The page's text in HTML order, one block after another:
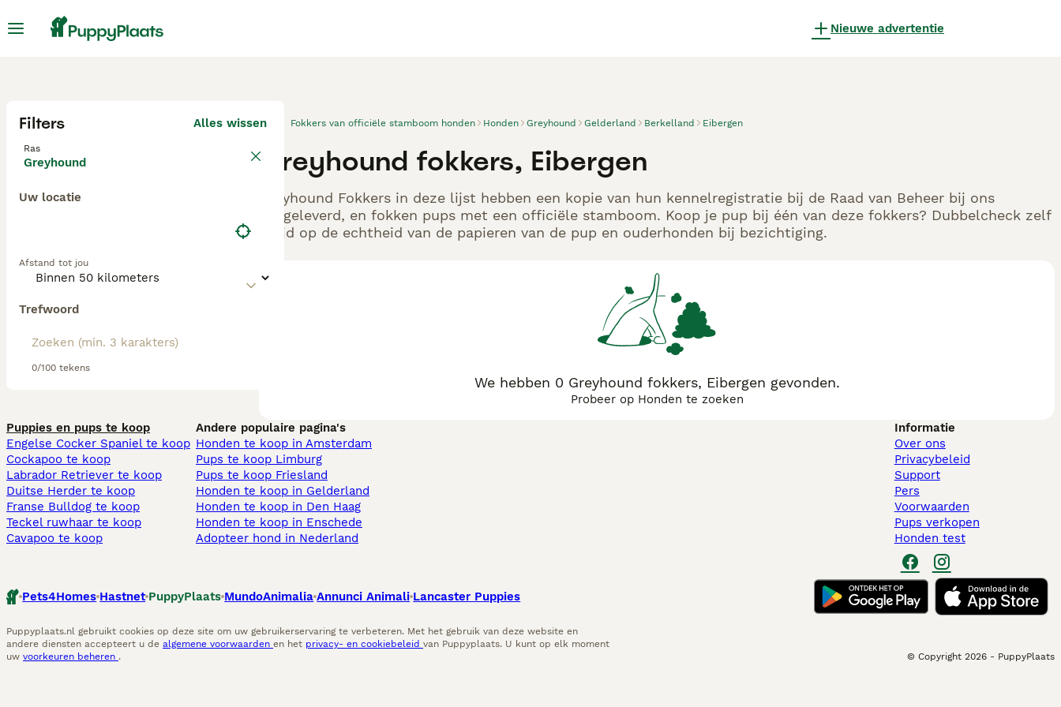
Nieuwe advertentie
Filters Alles wissen
Ras
Greyhound
Uw locatie
Afstand tot jou
Trefwoord
0/100 tekens
Fokkers van officiële stamboom honden Honden Greyhound Gelderland Berkelland Eibergen
Greyhound fokkers, Eibergen
Greyhound Fokkers in deze lijst hebben een kopie van hun kennelregistratie bij de Raad van Beheer bij ons
aangeleverd, en fokken pups met een officiële stamboom. Koop je pup bij één van deze fokkers? Dubbelcheck zelf
altijd op de echtheid van de papieren van de pup en ouderhonden bij bezichtiging.
We hebben 0 Greyhound fokkers, Eibergen gevonden.
Probeer op Honden te zoeken
Puppies en pups te koop
Engelse Cocker Spaniel te koop
Cockapoo te koop
Labrador Retriever te koop
Duitse Herder te koop
Franse Bulldog te koop
Teckel ruwhaar te koop
Cavapoo te koop
Andere populaire pagina's
Honden te koop in Amsterdam
Pups te koop Limburg​
Pups te koop Friesland​
Honden te koop in Gelderland
Honden te koop in Den Haag
Honden te koop in Enschede
Adopteer hond in Nederland
Informatie
Over ons
Privacybeleid
Support
Pers
Voorwaarden
Pups verkopen
Honden test
Pets4Homes Hastnet PuppyPlaats MundoAnimalia Annunci Animali Lancaster Puppies
Puppyplaats.nl gebruikt cookies op deze site om uw gebruikerservaring te verbeteren. Met het gebruik van deze website en
andere diensten accepteert u de algemene voorwaarden en het privacy- en cookiebeleid van Puppyplaats. U kunt op elk moment
uw voorkeuren beheren . © Copyright 2026 - PuppyPlaats